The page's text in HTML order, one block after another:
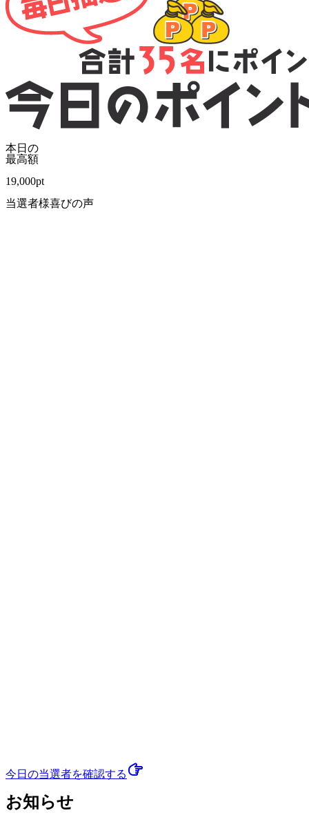
本日の
最高額
19,000pt
当選者様喜びの声
今日の当選者を確認する
お知らせ